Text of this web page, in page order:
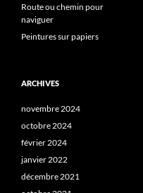
Route ou chemin pour
naviguer
Peintures sur papiers
ARCHIVES
novembre 2024
octobre 2024
février 2024
janvier 2022
décembre 2021